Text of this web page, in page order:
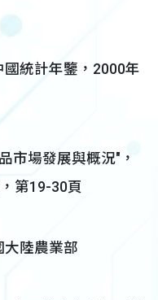
統計年鑒，2000年
市場發展與概況"，
第19-30頁
大陸農業部